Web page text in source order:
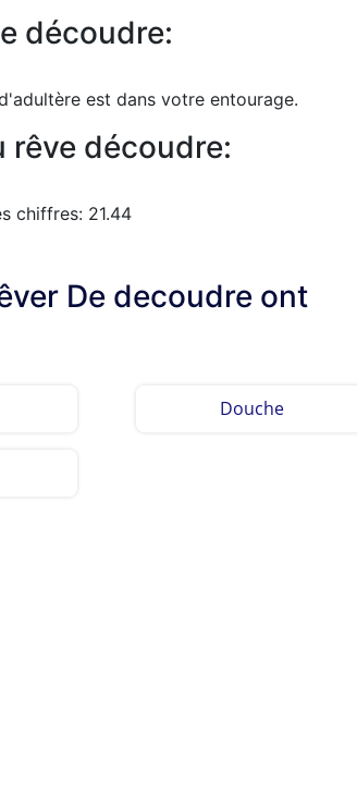
découdre:
est dans votre entourage.
rêve découdre:
chiffres: 21.44
De decoudre ont
Douche